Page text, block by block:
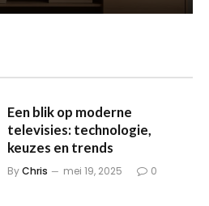
Een blik op moderne
televisies: technologie,
keuzes en trends
ByChris mei 19, 2025 0